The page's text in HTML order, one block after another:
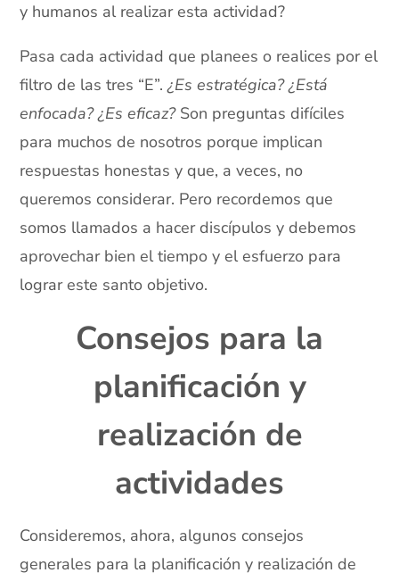
y humanos al realizar esta actividad?
Pasa cada actividad que planees o realices por el
filtro de las tres “E”.¿Es estratégica? ¿Está
enfocada? ¿Es eficaz?Son preguntas difíciles
para muchos de nosotros porque implican
respuestas honestas y que, a veces, no
queremos considerar. Pero recordemos que
somos llamados a hacer discípulos y debemos
aprovechar bien el tiempo y el esfuerzo para
lograr este santo objetivo.
Consejos para la
planificación y
realización de
actividades
Consideremos, ahora, algunos consejos
generales para la planificación y realización de